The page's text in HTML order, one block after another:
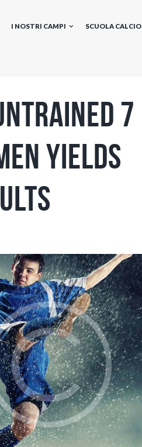
I NOSTRI CAMPI SCUOLA CALCIO
7
Yields